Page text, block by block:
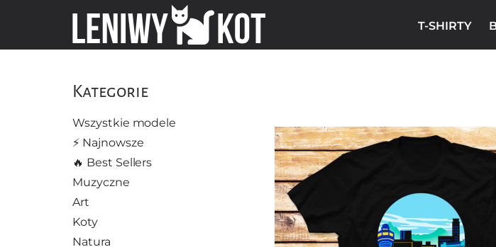
T-SHIRTY
Kategorie
Wszystkie modele
⚡️ Najnowsze
🔥 Best Sellers
Muzyczne
Art
Koty
Natura